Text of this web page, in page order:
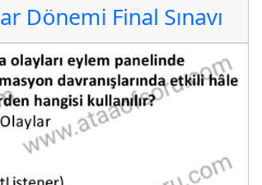
Dönemi Final Sınavı